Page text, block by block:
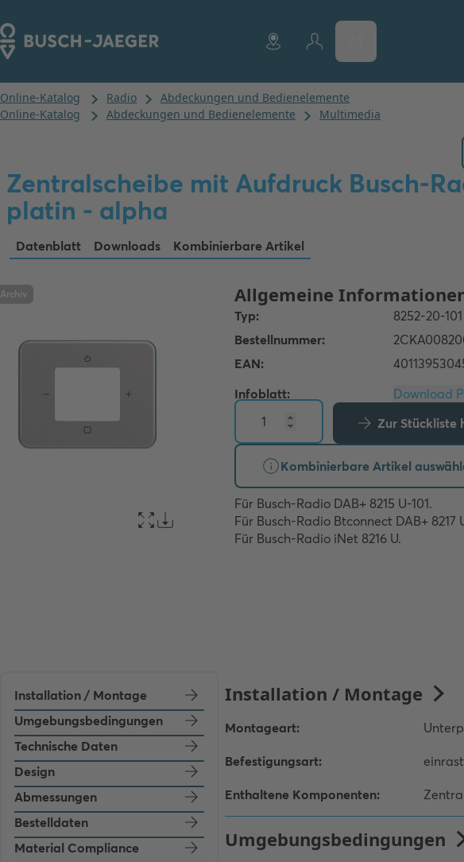
Zentralscheibe mit Aufdruck Busch-
platin - alpha
Datenblatt Downloads Kombinierbare Artikel
Archiv
Infoblatt:
Zur Stückliste
Kombinierbare Artikel
Für Busch-Radio DAB+ 8215 U-101.
Für Busch-Radio Btconnect DAB+ 8217
Für Busch-Radio iNet 8216 U.
Installation / Montage
Umgebungsbedingungen
Technische Daten
Design
Abmessungen
Bestelldaten
Material Compliance